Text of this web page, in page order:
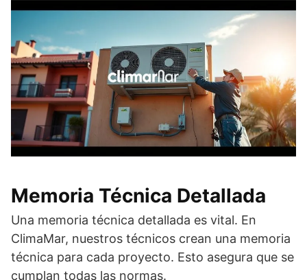
Memoria Técnica Detallada
Una memoria técnica detallada es vital. En
ClimaMar, nuestros técnicos crean una memoria
técnica para cada proyecto. Esto asegura que se
cumplan todas las normas.